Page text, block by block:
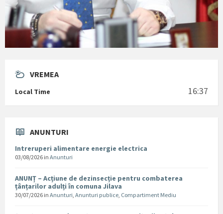
VREMEA
Local Time 16:37
ANUNTURI
Intreruperi alimentare energie electrica
03/08/2026 in Anunturi
ANUNȚ – Acțiune de dezinsecție pentru combaterea
țânțarilor adulți în comuna Jilava
30/07/2026 in Anunturi, Anunturi publice, Compartiment Mediu